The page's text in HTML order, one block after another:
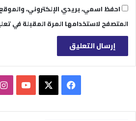
احفظ اسمي، بريدي الإلكتروني،
المتصفح لاستخدامها المرة المقبلة في
فيسبوك ‫YouTube